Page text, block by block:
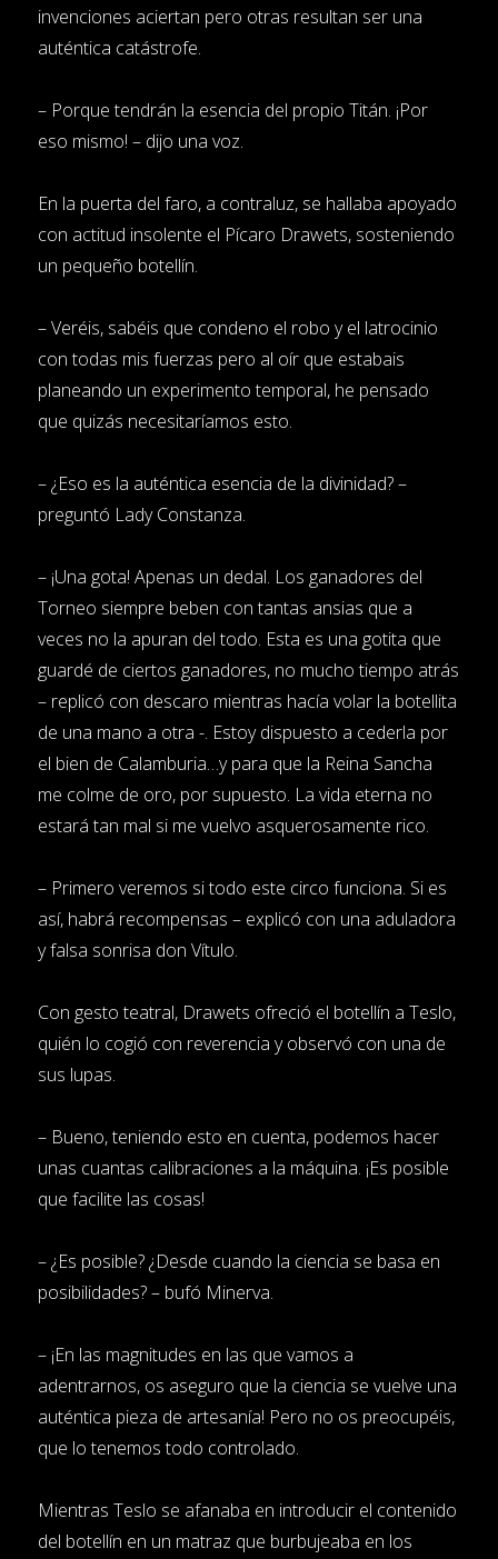
invenciones aciertan pero otras resultan ser una
auténtica catástrofe.
– Porque tendrán la esencia del propio Titán. ¡Por
eso mismo! – dijo una voz.
En la puerta del faro, a contraluz, se hallaba apoyado
con actitud insolente el Pícaro Drawets, sosteniendo
un pequeño botellín.
– Veréis, sabéis que condeno el robo y el latrocinio
con todas mis fuerzas pero al oír que estabais
planeando un experimento temporal, he pensado
que quizás necesitaríamos esto.
– ¿Eso es la auténtica esencia de la divinidad? –
preguntó Lady Constanza.
– ¡Una gota! Apenas un dedal. Los ganadores del
Torneo siempre beben con tantas ansias que a
veces no la apuran del todo. Esta es una gotita que
guardé de ciertos ganadores, no mucho tiempo atrás
– replicó con descaro mientras hacía volar la botellita
de una mano a otra -. Estoy dispuesto a cederla por
el bien de Calamburia…y para que la Reina Sancha
me colme de oro, por supuesto. La vida eterna no
estará tan mal si me vuelvo asquerosamente rico.
– Primero veremos si todo este circo funciona. Si es
así, habrá recompensas – explicó con una aduladora
y falsa sonrisa don Vítulo.
Con gesto teatral, Drawets ofreció el botellín a Teslo,
quién lo cogió con reverencia y observó con una de
sus lupas.
– Bueno, teniendo esto en cuenta, podemos hacer
unas cuantas calibraciones a la máquina. ¡Es posible
que facilite las cosas!
– ¿Es posible? ¿Desde cuando la ciencia se basa en
posibilidades? – bufó Minerva.
– ¡En las magnitudes en las que vamos a
adentrarnos, os aseguro que la ciencia se vuelve una
auténtica pieza de artesanía! Pero no os preocupéis,
que lo tenemos todo controlado.
Mientras Teslo se afanaba en introducir el contenido
del botellín en un matraz que burbujeaba en los